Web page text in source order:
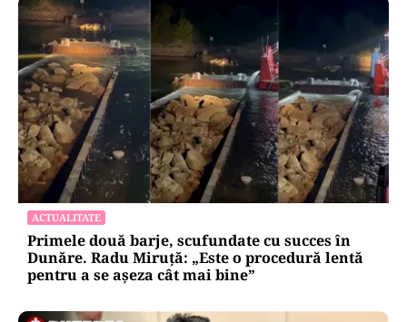
INTERNAȚIONAL
Cuba, prinsă în menghină. Marco Rubio
avertizează Havana că nu mai există nicio
„supapă de scăpare”